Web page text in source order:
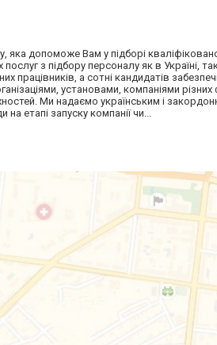
допоможе Вам у підборі
з підбору персоналу як в Україні, так
працівників, а сотні кандидатів
установами, компаніями
Ми надаємо українським і
етапі запуску компанії чи...